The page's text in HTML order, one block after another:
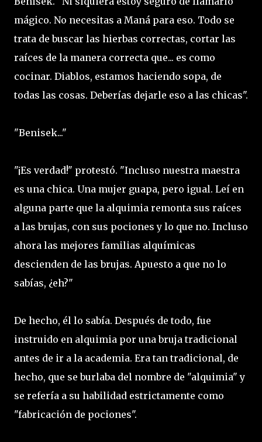
mágico. No necesitas a Maná para eso. Todo se
trata de buscar las hierbas correctas, cortar las
raíces de la manera correcta que... es como
cocinar. Diablos, estamos haciendo sopa, de
todas las cosas. Deberías dejarle eso a las chicas".
"Benisek..."
"¡Es verdad!" protestó. "Incluso nuestra maestra
es una chica. Una mujer guapa, pero igual. Leí en
alguna parte que la alquimia remonta sus raíces
a las brujas, con sus pociones y lo que no. Incluso
ahora las mejores familias alquímicas
descienden de las brujas. Apuesto a que no lo
sabías, ¿eh?"
De hecho, él lo sabía. Después de todo, fue
instruido en alquimia por una bruja tradicional
antes de ir a la academia. Era tan tradicional, de
hecho, que se burlaba del nombre de "alquimia" y
se refería a su habilidad estrictamente como
"fabricación de pociones".